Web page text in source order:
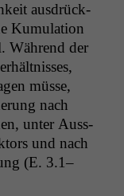
aus­drück­
Kumu­la­tion
Während der
müsse,
nach
unter Auss­
und nach
(E. 3.1–